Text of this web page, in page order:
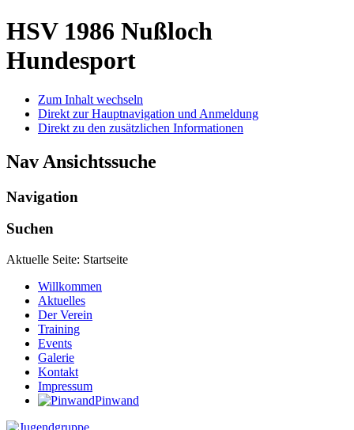
HSV 1986 Nußloch
Hundesport
Zum Inhalt wechseln
Direkt zur Hauptnavigation und Anmeldung
Direkt zu den zusätzlichen Informationen
Nav Ansichtssuche
Navigation
Suchen
Aktuelle Seite: Startseite
Willkommen
Aktuelles
Der Verein
Training
Events
Galerie
Kontakt
Impressum
Pinwand